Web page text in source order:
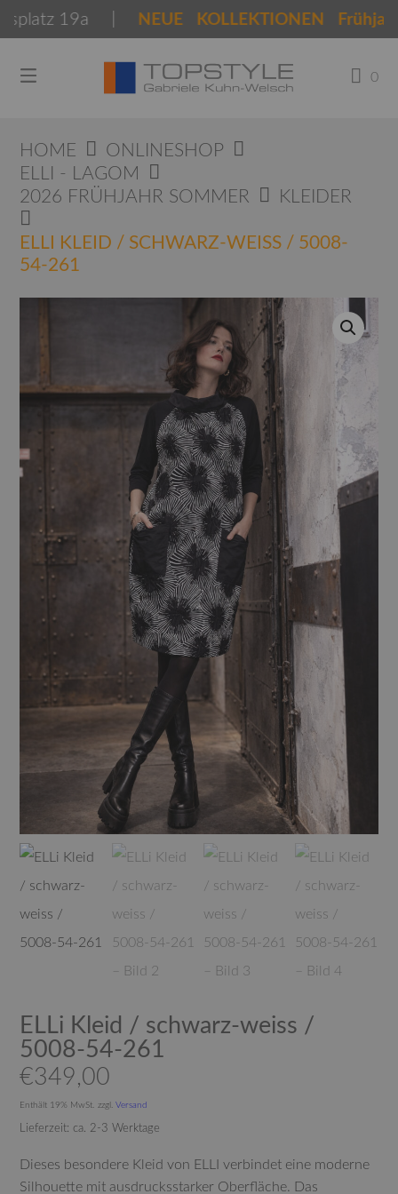
Springen
Inhalt
19a | NEUE KOLLEKTIONEN Frühjahr
0
HOME
ONLINESHOP
ELLI - LAGOM
2026 FRÜHJAHR SOMMER
KLEIDER
ELLI KLEID / SCHWARZ-WEISS / 5008-
54-261
ELLi Kleid / schwarz-weiss /
5008-54-261
€349,00
Enthält 19% MwSt. zzgl.Versand
Lieferzeit: ca. 2-3 Werktage
Dieses besondere Kleid von ELLI verbindet eine moderne
Silhouette mit ausdrucksstarker Oberfläche. Das